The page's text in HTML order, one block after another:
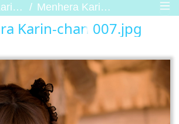
Menhera Karin-chan 007
Karin-chan 007.jpg